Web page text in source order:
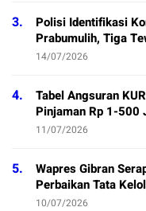
3.
Polisi Identifikasi
Prabumulih, Tiga
14/07/2026
4.
Tabel Angsuran
Pinjaman Rp 1-500
11/07/2026
5.
Wapres Gibran
Perbaikan Tata
10/07/2026